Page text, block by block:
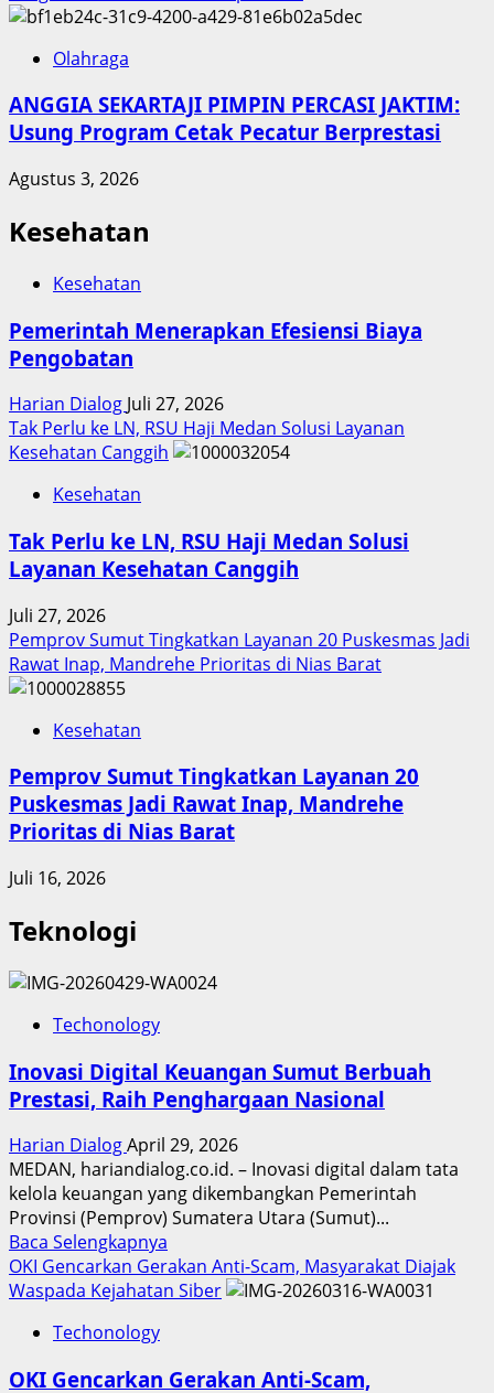
Olahraga
ANGGIA SEKARTAJI PIMPIN PERCASI JAKTIM:
Usung Program Cetak Pecatur Berprestasi
Agustus 3, 2026
Kesehatan
Kesehatan
Pemerintah Menerapkan Efesiensi Biaya
Pengobatan
Harian Dialog Juli 27, 2026
Tak Perlu ke LN, RSU Haji Medan Solusi Layanan
Kesehatan Canggih
Kesehatan
Tak Perlu ke LN, RSU Haji Medan Solusi
Layanan Kesehatan Canggih
Juli 27, 2026
Pemprov Sumut Tingkatkan Layanan 20 Puskesmas Jadi
Rawat Inap, Mandrehe Prioritas di Nias Barat
Kesehatan
Pemprov Sumut Tingkatkan Layanan 20
Puskesmas Jadi Rawat Inap, Mandrehe
Prioritas di Nias Barat
Juli 16, 2026
Teknologi
Techonology
Inovasi Digital Keuangan Sumut Berbuah
Prestasi, Raih Penghargaan Nasional
Harian DialogApril 29, 2026
MEDAN, hariandialog.co.id. – Inovasi digital dalam tata
kelola keuangan yang dikembangkan Pemerintah
Provinsi (Pemprov) Sumatera Utara (Sumut)...
Baca Selengkapnya
more
about
Sumut
OKI Gencarkan Gerakan Anti-Scam, Masyarakat Diajak
Waspada Kejahatan Siber
Techonology
OKI Gencarkan Gerakan Anti-Scam,